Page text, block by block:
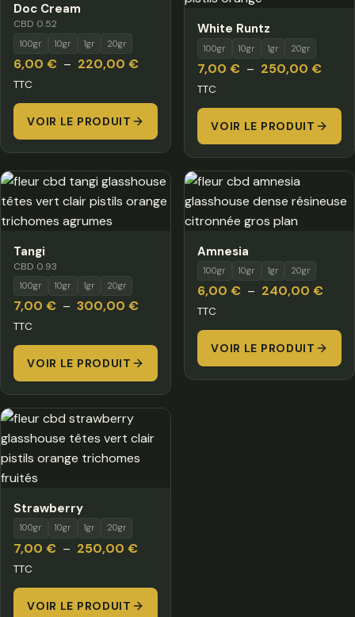
Doc Cream
CBD 0.52
100gr 10gr 1gr 20gr
6,00 € – 220,00 €Plage
prix :
6,00 €
à
220,00 €
TTC
VOIR LE PRODUIT
White Runtz
100gr 10gr 1gr 20gr
7,00 € – 250,00 €Plage
prix :
7,00
à
TTC
VOIR LE PRODUIT
Tangi
CBD 0.93
100gr 10gr 1gr 20gr
7,00 € – 300,00 €Plage
prix :
7,00 €
à
300,00 €
TTC
VOIR LE PRODUIT
Amnesia
100gr 10gr 1gr 20gr
6,00 € – 240,00 €Plage
prix :
6,00
à
TTC
VOIR LE PRODUIT
Strawberry
100gr 10gr 1gr 20gr
7,00 € – 250,00 €Plage
prix :
7,00 €
TTC
VOIR LE PRODUIT